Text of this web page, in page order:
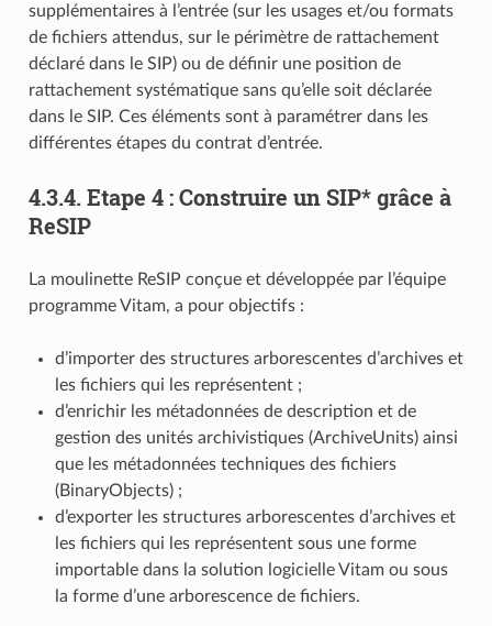
supplémentaires à l’entrée (sur les usages et/ou formats
de fichiers attendus, sur le périmètre de rattachement
déclaré dans le SIP) ou de définir une position de
rattachement systématique sans qu’elle soit déclarée
dans le SIP. Ces éléments sont à paramétrer dans les
différentes étapes du contrat d’entrée.
4.3.4. Etape 4 : Construire un SIP* grâce à
ReSIP
La moulinette ReSIP conçue et développée par l’équipe
programme Vitam, a pour objectifs :
d’importer des structures arborescentes d’archives et
les fichiers qui les représentent ;
d’enrichir les métadonnées de description et de
gestion des unités archivistiques (ArchiveUnits) ainsi
que les métadonnées techniques des fichiers
(BinaryObjects) ;
d’exporter les structures arborescentes d’archives et
les fichiers qui les représentent sous une forme
importable dans la solution logicielle Vitam ou sous
la forme d’une arborescence de fichiers.